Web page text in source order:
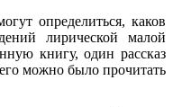
определиться, каков
лирической малой
книгу, один рассказ
можно было прочитать